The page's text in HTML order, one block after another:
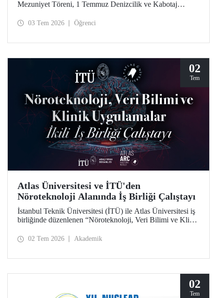
Mezuniyet Töreni, 1 Temmuz Denizcilik ve Kabotaj
düzenlendi. İTÜ’lüler, mezuniyet sevinçlerini aileleriyle ve
03 Tem 2026 Öğrenci
02
Tem
Atlas Üniversitesi ve İTÜ'den
Nöroteknoloji Alanında İş Birliği Çalıştayı
İstanbul Teknik Üniversitesi (İTÜ) ile Atlas Üniversitesi iş
birliğinde düzenlenen “Nöroteknoloji, Veri Bilimi ve Klinik
akademisyenleri ve araştırmacıları bir araya getirdi.
02 Tem 2026 Akademik
02
Tem